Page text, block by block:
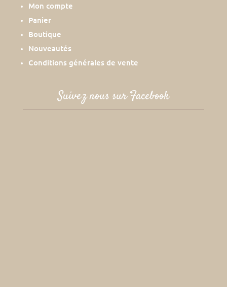
Mon compte
Panier
Boutique
Nouveautés
Conditions générales de vente
Suivez nous sur Facebook